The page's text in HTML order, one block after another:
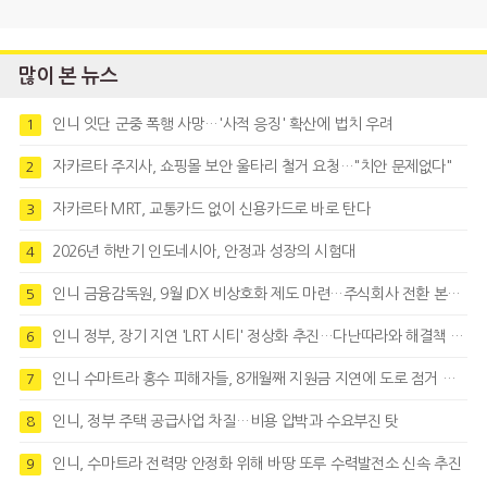
많이 본 뉴스
1 인니 잇단 군중 폭행 사망…'사적 응징' 확산에 법치 우려
2 자카르타 주지사, 쇼핑몰 보안 울타리 철거 요청…"치안 문제없다"
3 자카르타 MRT, 교통카드 없이 신용카드로 바로 탄다
4 2026년 하반기 인도네시아, 안정과 성장의 시험대
5 인니 금융감독원, 9월 IDX 비상호화 제도 마련…주식회사 전환 본격화
6 인니 정부, 장기 지연 'LRT 시티' 정상화 추진…다난따라와 해결책 모색
7 인니 수마트라 홍수 피해자들, 8개월째 지원금 지연에 도로 점거 시위
8 인니, 정부 주택 공급사업 차질…비용 압박과 수요부진 탓
9 인니, 수마트라 전력망 안정화 위해 바땅 또루 수력발전소 신속 추진